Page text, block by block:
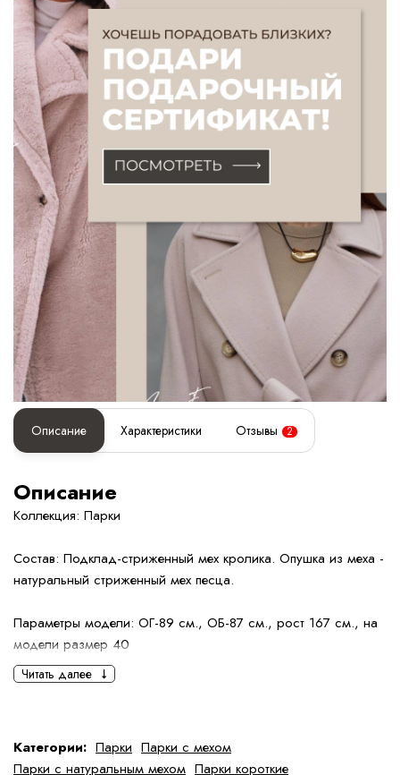
Описание Характеристики Отзывы 2
Описание
Коллекция: Парки
Состав: Подклад-стриженный мех кролика. Опушка из меха -
натуральный стриженный мех песца.
Параметры модели: ОГ-89 см., ОБ-87 см., рост 167 см., на
модели размер 40
меховая опушка, выполненная из высококачественного меха.
Читать далее
Категории: Парки Парки с мехом
Парки с натуральным мехом Парки короткие